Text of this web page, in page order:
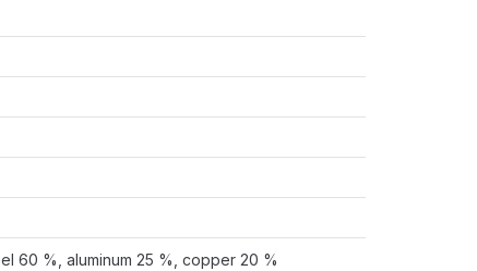
60 %, aluminum 25 %, copper 20 %